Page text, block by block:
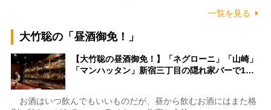
一覧を見る
大竹聡の「昼酒御免！」
【大竹聡の昼酒御免！】「ネグローニ」「山崎」
「マンハッタン」新宿三丁目の隠れ家バーで1…
お酒はいつ飲んでもいいものだが、昼から飲むお酒にはまた格